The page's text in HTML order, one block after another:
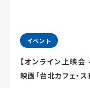
イベント
【オンライン上映
映画「台北カフェ・ス